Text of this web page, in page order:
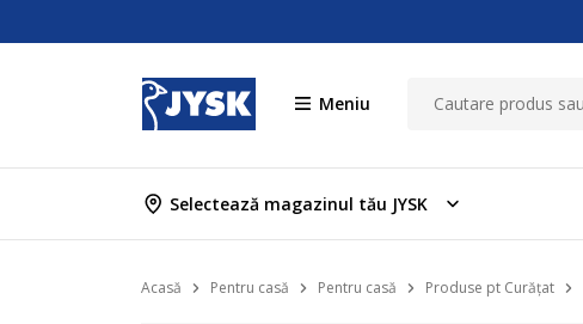
Meniu
Selectează magazinul tău JYSK
Acasă Pentru casă Pentru casă Produse pt Curățat